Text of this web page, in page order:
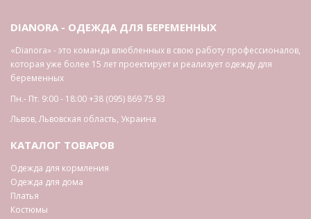
DIANORA - ОДЕЖДА ДЛЯ БЕРЕМЕННЫХ
«Dianora» - это команда влюбленных в свою работу профессионалов,
которая уже более 15 лет проектирует и реализует одежду для
беременных
Пн.- Пт. 9:00 - 18:00+38 (095) 869 75 93
Львов,Львовская область, Украина
КАТАЛОГ ТОВАРОВ
Одежда для кормления
Одежда для дома
Платья
Костюмы